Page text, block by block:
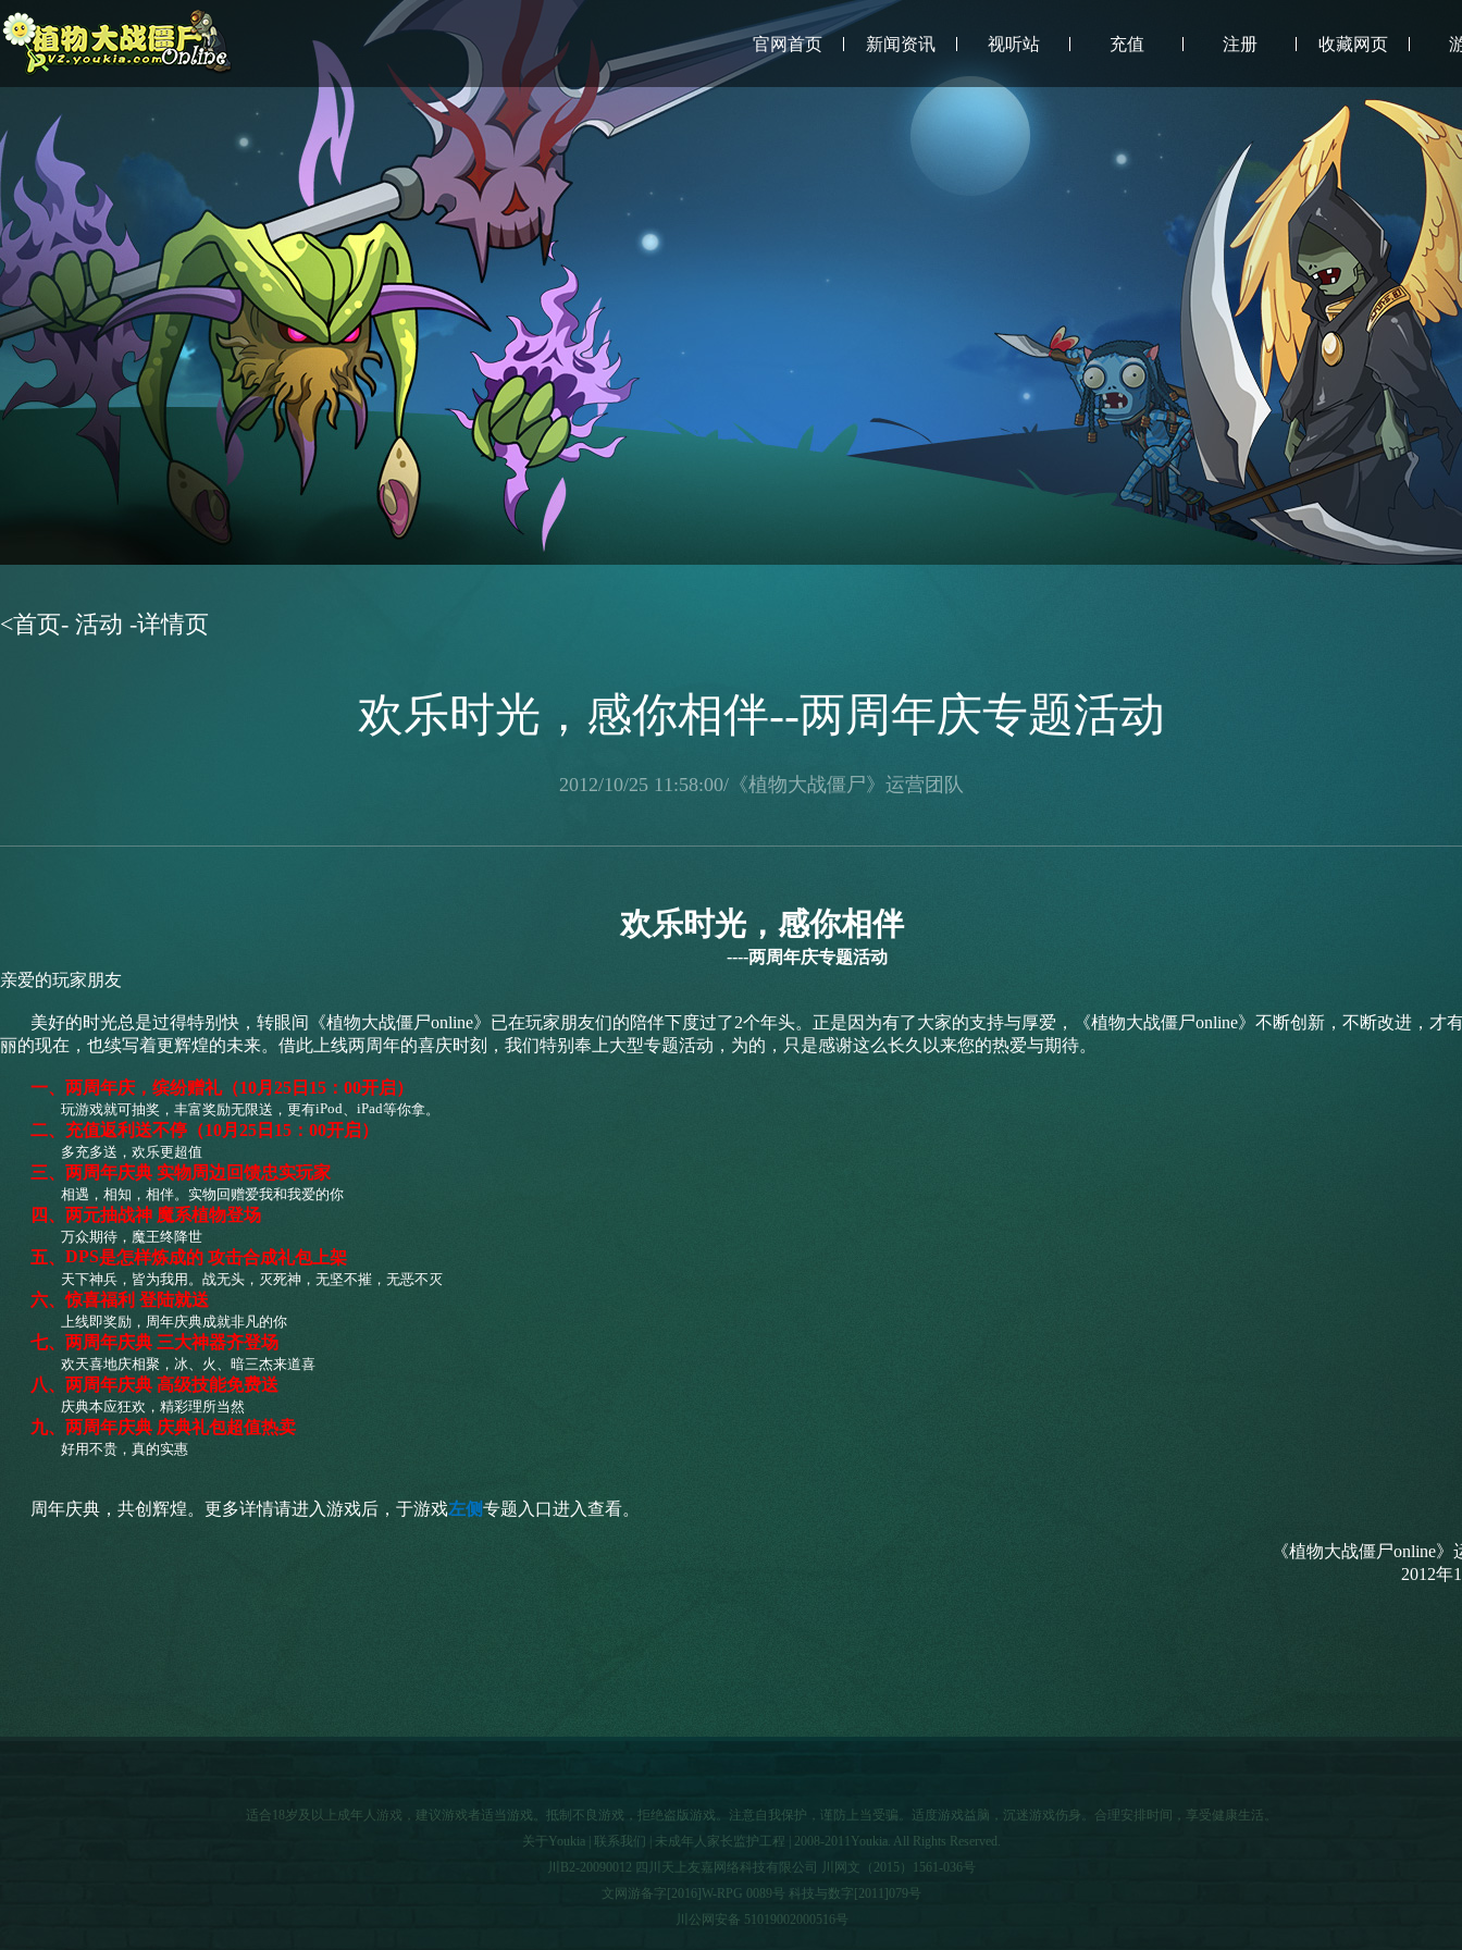
官网首页 新闻资讯 视听站 充值 注册 收藏网页
<首页- 活动 -详情页
欢乐时光，感你相伴--两周年庆专题活动
2012/10/25 11:58:00/《植物大战僵尸》运营团队
欢乐时光，感你相伴
----两周年庆专题活动
亲爱的玩家朋友
美好的时光总是过得特别快，转眼间《植物大战僵尸online》已在玩家朋友们的陪伴下度过了2个年头。正是因为有了大家的支持与厚爱，《植物大战僵尸online》不断创新，不断改进，才
丽的现在，也续写着更辉煌的未来。借此上线两周年的喜庆时刻，我们特别奉上大型专题活动，为的，只是感谢这么长久以来您的热爱与期待。
一、 两周年庆，缤纷赠礼（10月25日15：00开启）
玩游戏就可抽奖，丰富奖励无限送，更有iPod、 iPad等你拿。
二、 充值返利送不停（10月25日15：00开启）
多充多送，欢乐更超值
三、 两周年庆典 实物周边回馈忠实玩家
相遇，相知，相伴。实物回赠爱我和我爱的你
四、 两元抽战神 魔系植物登场
万众期待，魔王终降世
五、 DPS是怎样炼成的 攻击合成礼包上架
天下神兵，皆为我用。战无头，灭死神，无坚不摧，无恶不灭
六、惊喜福利 登陆就送
上线即奖励，周年庆典成就非凡的你
七、 两周年庆典 三大神器齐登场
欢天喜地庆相聚，冰、火、暗三杰来道喜
八、 两周年庆典 高级技能免费送
庆典本应狂欢，精彩理所当然
九、 两周年庆典 庆典礼包超值热卖
好用不贵，真的实惠
周年庆典，共创辉煌。更多详情请进入游戏后，于游戏左侧专题入口进入查看。
《植物大战僵尸online》
2012年
适合18岁及以上成年人游戏，建议游戏者适当游戏。抵制不良游戏，拒绝盗版游戏。注意自我保护，谨防上当受骗。适度游戏益脑，沉迷游戏伤身。合理安排时间，享受健康生活。
关于Youkia 联系我们 未成年人家长监护工程 | 2008-2011Youkia. All Rights Reserved.
川B2-20090012 四川天上友嘉网络科技有限公司 川网文（2015）1561-036号
文网游备字[2016]W-RPG 0089号 科技与数字[2011]079号
川公网安备 51019002000516号